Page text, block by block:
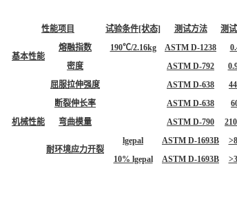
性能项目 试验条件[状态] 测试方法 测
基本性能
熔融指数 190℃/2.16kg ASTM D-1238
密度
ASTM D-792
机械性能
屈服拉伸强度 ASTM D-638
断裂伸长率
ASTM D-638
弯曲模量
ASTM D-790
耐环境应力开裂
lgepal ASTM D-1693B
10% lgepal
ASTM D-1693B